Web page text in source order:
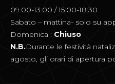
09:00-13:00 / 15:00-18:30
Sabato – mattina- solo su
Domenica : Chiuso
N.B.Durante le festività
agosto, gli orari di apertura